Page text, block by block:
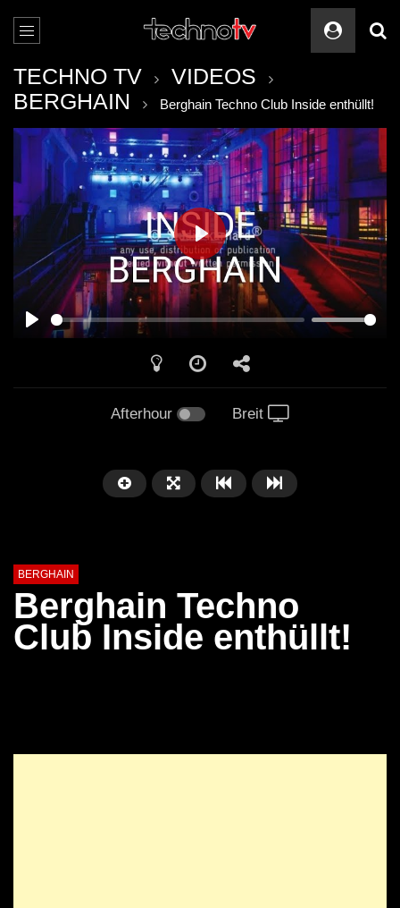
TECHNO TV
VIDEOS
BERGHAIN
Berghain Techno Club Inside enthüllt!
PLAY
PLAY
Afterhour Breit
BERGHAIN
Berghain Techno
Club Inside enthüllt!